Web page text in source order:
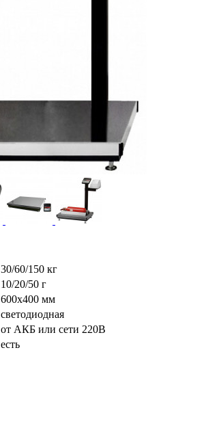
30/60/150 кг
10/20/50 г
600х400 мм
светодиодная
от АКБ или сети 220В
есть